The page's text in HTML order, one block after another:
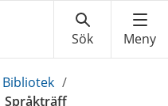
Bibliotek /
Språkträff